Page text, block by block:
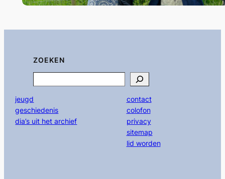
ZOEKEN
jeugd
geschiedenis
dia’s uit het archief
contact
colofon
privacy
sitemap
lid worden